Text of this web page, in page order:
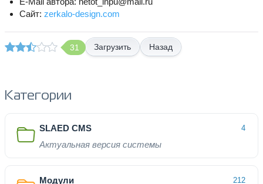
Сайт: zerkalo-design.com
31 Назад
Категории
SLAED CMS 4
Актуальная версия системы
Модули 212